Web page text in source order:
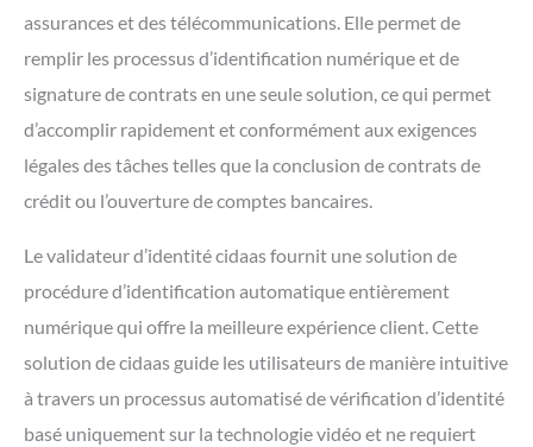
assurances et des télécommunications. Elle permet de
remplir les processus d’identification numérique et de
signature de contrats en une seule solution, ce qui permet
d’accomplir rapidement et conformément aux exigences
légales des tâches telles que la conclusion de contrats de
crédit ou l’ouverture de comptes bancaires.
Le validateur d’identité cidaas fournit une solution de
procédure d’identification automatique entièrement
numérique qui offre la meilleure expérience client. Cette
solution de cidaas guide les utilisateurs de manière intuitive
à travers un processus automatisé de vérification d’identité
basé uniquement sur la technologie vidéo et ne requiert